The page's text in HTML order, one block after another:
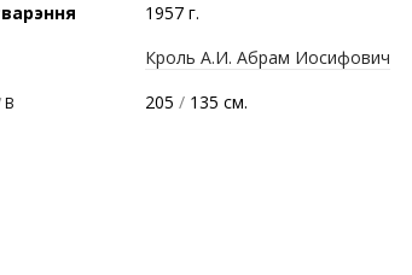
1957 г.
Кроль А.И. Абрам Иосифович
В 205 / 135 см.